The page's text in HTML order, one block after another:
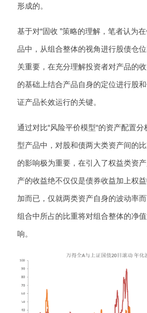
形成的。
基于对“固收 ”策略的理解，笔者认为
品中，从组合整体的视角进行股债仓
关重要，在充分理解投资者对产品的
的基础上结合产品自身的定位进行股
证产品长效运行的关键。
通过对比“风险平价模型“的资产配置分
型产品中，对股和债两大类资产间的
的影响极为重要，在引入了权益类资
产的收益绝不仅仅是债券收益加上权
加而已，仅就两类资产自身的波动率
组合中所占的比重将对组合整体的净
响。